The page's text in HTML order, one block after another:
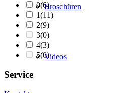
Broschüren
Videos
0(6)
1(11)
2(9)
3(0)
4(3)
5(0)
Service